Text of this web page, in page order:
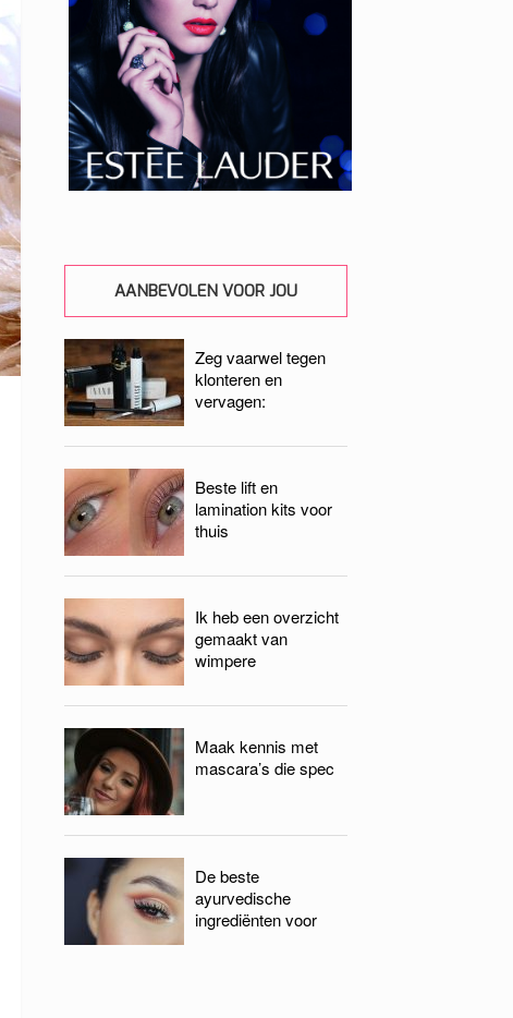
AANBEVOLEN VOOR JOU
Zeg vaarwel tegen
klonteren en
vervagen:
Beste lift en
lamination kits voor
thuis
Ik heb een overzicht
gemaakt van
wimpere
Maak kennis met
mascara’s die spec
De beste
ayurvedische
ingrediënten voor